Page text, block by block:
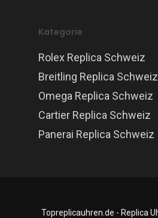
Kategorie
Rolex Replica Schweiz
Breitling Replica Schweiz
Omega Replica Schweiz
Cartier Replica Schweiz
Panerai Replica Schweiz
Topreplicauhren.de - Replica